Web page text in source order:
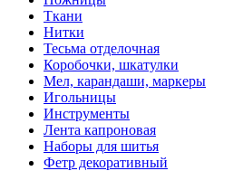
Ткани
Нитки
Тесьма отделочная
Коробочки, шкатулки
Мел, карандаши, маркеры
Игольницы
Инструменты
Лента капроновая
Наборы для шитья
Фетр декоративный